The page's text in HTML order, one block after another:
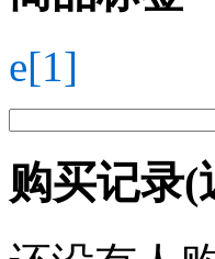
e[1]
购买记录(